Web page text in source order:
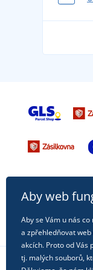
Tipy na svěží
Aby web
Aby se Vám u nás
a zpřehledňovat
akcích. Proto od
tj. malých souborů,